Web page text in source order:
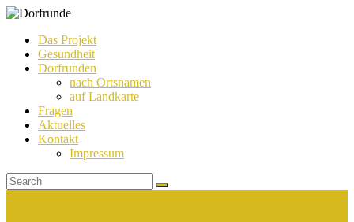
Dorfrunde
Das Projekt
Gesundheit
Dorfrunden
nach Ortsnamen
auf Landkarte
Fragen
Aktuelles
Kontakt
Impressum